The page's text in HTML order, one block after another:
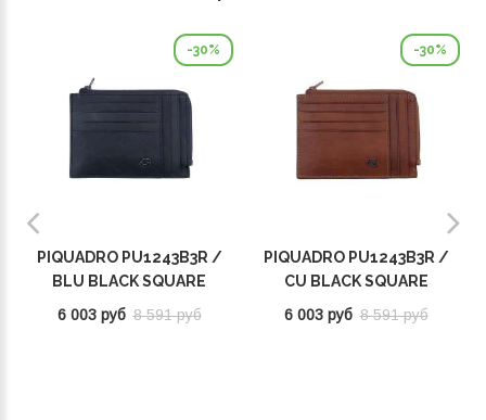
-30%
PIQUADRO PU1243B3R /
BLU BLACK SQUARE
6 003 руб 8 591 руб
-30%
PIQUADRO PU1243B3R /
CU BLACK SQUARE
6 003 руб 8 591 руб